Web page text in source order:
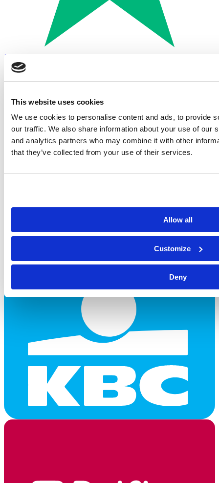
This website uses cookies
We use cookies to personalise content and ads, to provide
our traffic. We also share information about your use of our
and analytics partners who may combine it with other
that they’ve collected from your use of their services.
Allow all
Customize
Deny
Trustpilot
Betalen met: